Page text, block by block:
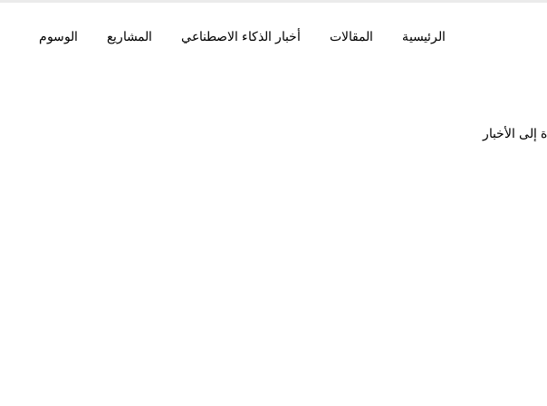
الرئيسية المقالات أخبار الذكاء الاصطناعي المشاريع الوسوم
إلى الأخبار